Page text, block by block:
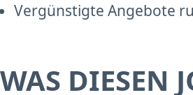
Vergünstigte Angebote
WAS DIESEN